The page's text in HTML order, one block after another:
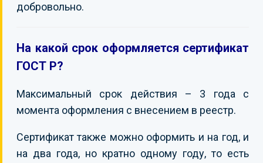
добровольно.
На какой срок оформляется сертификат
ГОСТ Р?
Максимальный срок действия – 3 года с
момента оформления с внесением в реестр.
Сертификат также можно оформить и на год, и
на два года, но кратно одному году, то есть